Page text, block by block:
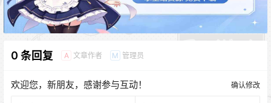
0 条回复 A 文章作者 M 管理员
欢迎您，新朋友，感谢参与互动！ 确认修改